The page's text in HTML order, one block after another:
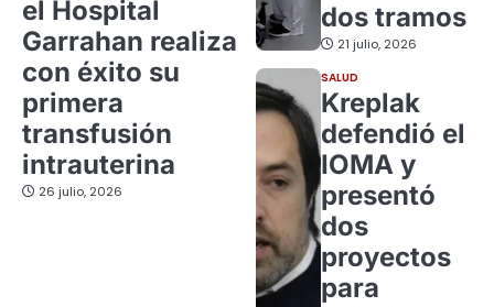
el Hospital
Garrahan realiza
con éxito su
primera
transfusión
intrauterina
26 julio, 2026
dos tramos
21 julio, 2026
SALUD
Kreplak
defendió el
IOMA y
presentó
dos
proyectos
para